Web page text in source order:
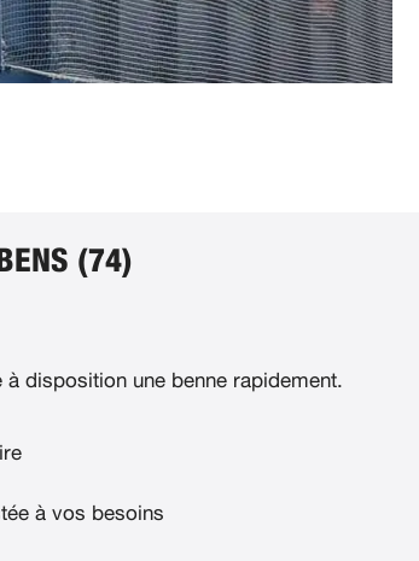
(74)
disposition une benne rapidement.
à vos besoins